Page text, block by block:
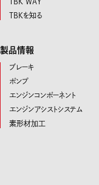
TBKを知る
製品情報
ブレーキ
ポンプ
エンジンコンポーネント
エンジンアシストシステム
素形材加工